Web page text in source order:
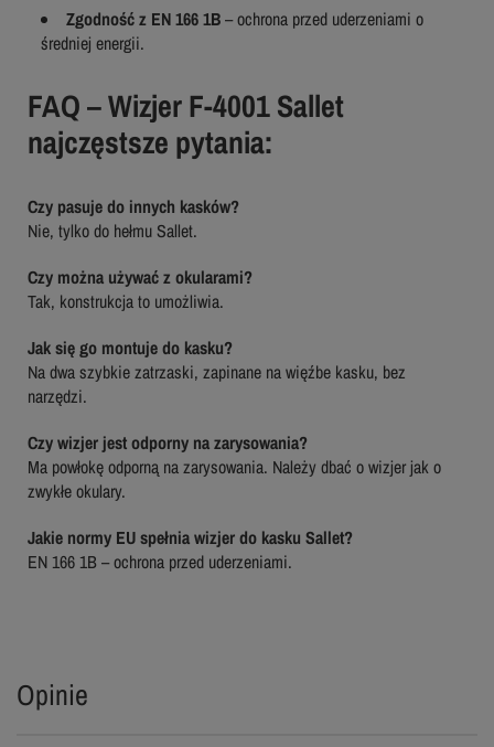
Zgodność z EN 166 1B– ochrona przed uderzeniami o
średniej energii.
FAQ – Wizjer F-4001 Sallet
najczęstsze pytania:
Czy pasuje do innych kasków?
Nie, tylko do hełmu Sallet.
Czy można używać z okularami?
Tak, konstrukcja to umożliwia.
Jak się go montuje do kasku?
Na dwa szybkie zatrzaski, zapinane na więźbe kasku, bez
narzędzi.
Czy wizjer jest odporny na zarysowania?
Ma powłokę odporną na zarysowania. Należy dbać o wizjer jak o
zwykłe okulary.
Jakie normy EU spełnia wizjer do kasku Sallet?
EN 166 1B – ochrona przed uderzeniami.
Opinie